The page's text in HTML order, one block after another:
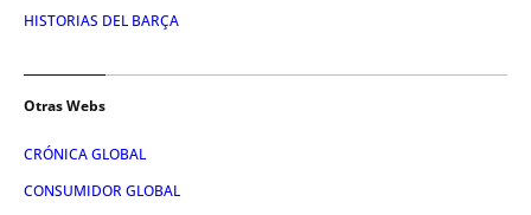
HISTORIAS DEL BARÇA
Otras Webs
CRÓNICA GLOBAL
CONSUMIDOR GLOBAL